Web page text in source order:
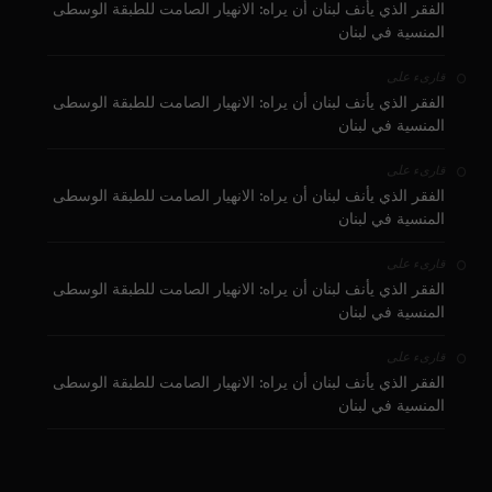
الفقر الذي يأنف لبنان أن يراه: الانهيار الصامت للطبقة الوسطى
المنسية في لبنان
قارىء على
الفقر الذي يأنف لبنان أن يراه: الانهيار الصامت للطبقة الوسطى
المنسية في لبنان
قارىء على
الفقر الذي يأنف لبنان أن يراه: الانهيار الصامت للطبقة الوسطى
المنسية في لبنان
قارىء على
الفقر الذي يأنف لبنان أن يراه: الانهيار الصامت للطبقة الوسطى
المنسية في لبنان
قارىء على
الفقر الذي يأنف لبنان أن يراه: الانهيار الصامت للطبقة الوسطى
المنسية في لبنان